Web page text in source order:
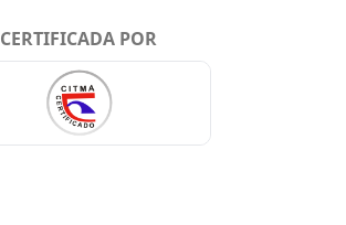
CERTIFICADA POR